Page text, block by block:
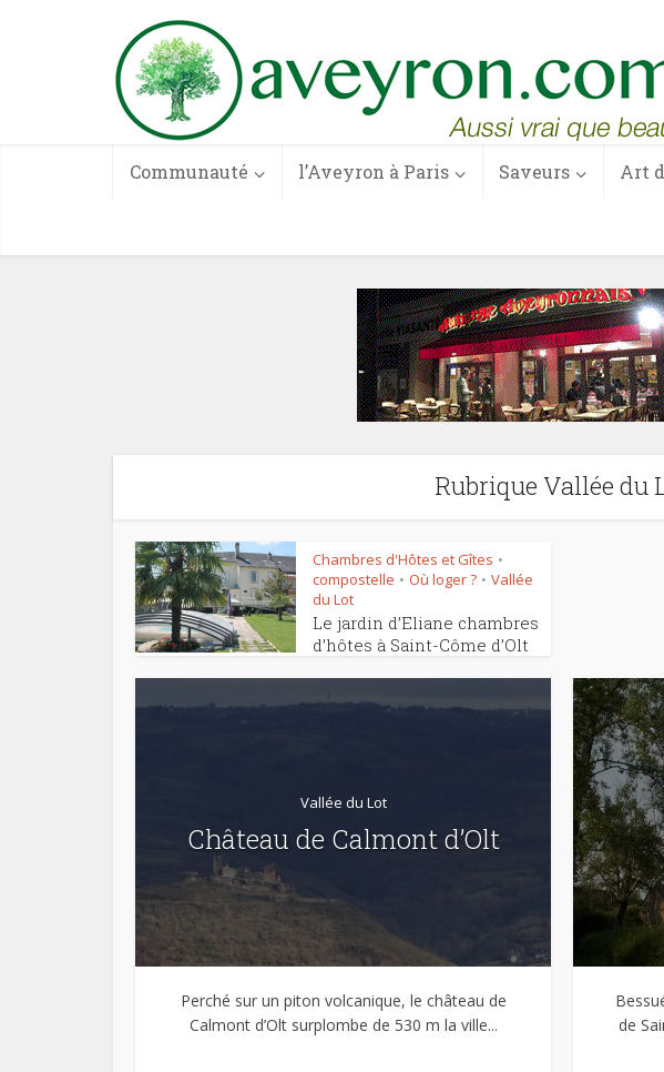
Communauté l’Aveyron à Paris Saveurs Art
Rubrique Vallée du
Chambres d'Hôtes et Gîtes •
compostelle • Où loger ? • Vallée
du Lot
Le jardin d’Eliane chambres
d’hôtes à Saint-Côme d’Olt
Vallée du Lot
Château de Calmont d’Olt
Perché sur un piton volcanique, le château de
Calmont d’Olt surplombe de 530 m la ville...
de